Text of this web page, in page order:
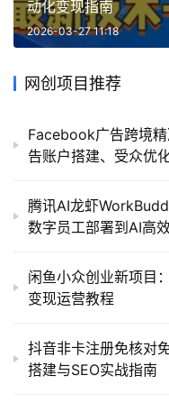
动化变现指南
2026-03-27 11:18
网创项目推荐
Facebook广告跨境
告账户搭建、受众优
腾讯AI龙虾
数字员工部署到AI高
闲鱼小众创业新项目
变现运营教程
抖音非卡注册免核对
搭建与SEO实战指南